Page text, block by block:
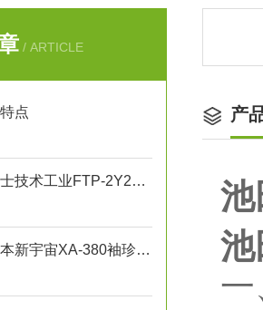
/ ARTICLE
点
池田屋精品！富士技术工业FTP-2Y200-208AM-VB齿轮泵技术参数
池田屋精品！日本新宇宙XA-380袖珍型可燃气体探测器
产
池
池